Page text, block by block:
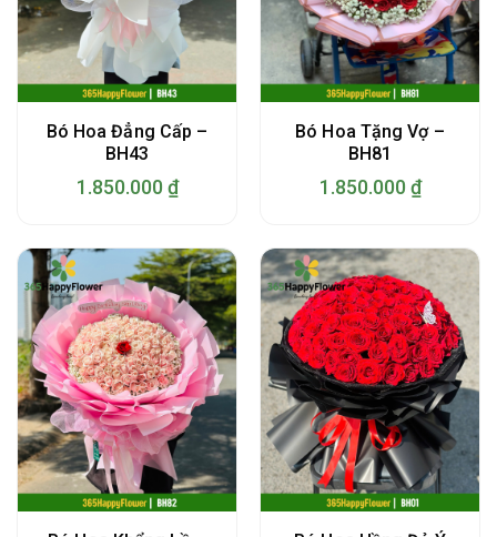
Bó Hoa Đẳng Cấp –
BH43
1.850.000 ₫
Bó Hoa Tặng Vợ –
BH81
1.850.000 ₫